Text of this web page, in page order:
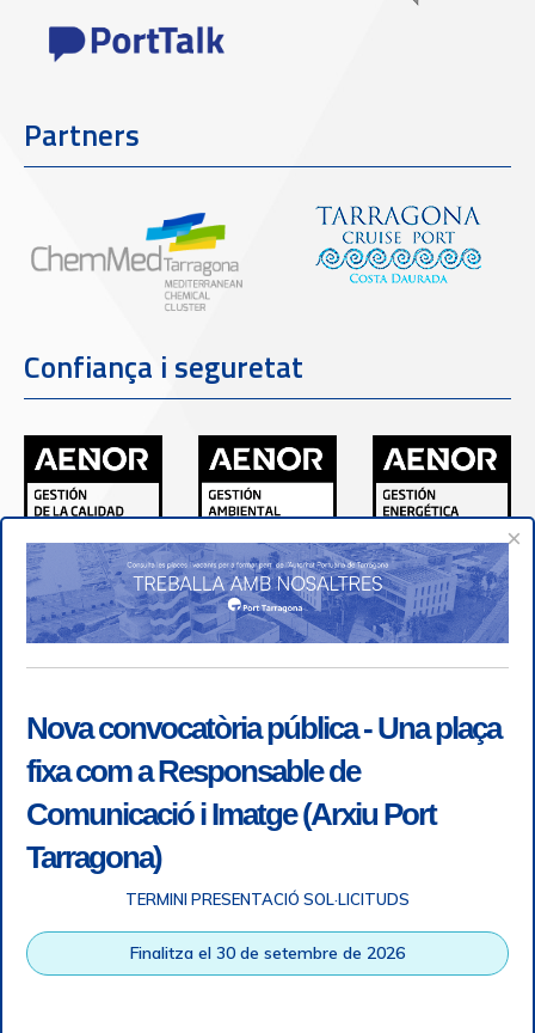
Partners
Confiança i seguretat
Accessibilitat |Nota legal | Info RGPD |Informació de
×
Nova convocatòria pública - Una plaça
fixa com a Responsable de
Comunicació i Imatge (Arxiu Port
Tarragona)
TERMINI PRESENTACIÓ SOL·LICITUDS
Finalitza el 30 de setembre de 2026